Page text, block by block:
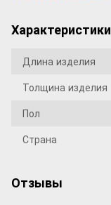
Характеристики
Длина изделия
Толщина изделия
Пол
Страна
Отзывы